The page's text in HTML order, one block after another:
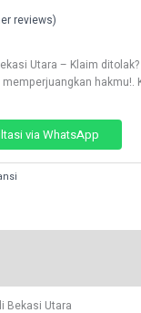
reviews)
Utara – Klaim
hakmu!.
via WhatsApp